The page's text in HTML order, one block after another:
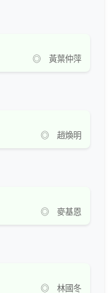
◎ 黃葉仲萍
◎ 趙煥明
◎ 麥基恩
◎ 林國冬